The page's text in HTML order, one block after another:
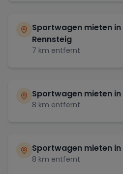
Sportwagen mieten in
Rennsteig
7 km entfernt
Sportwagen mieten in
8 km entfernt
Sportwagen mieten in
8 km entfernt